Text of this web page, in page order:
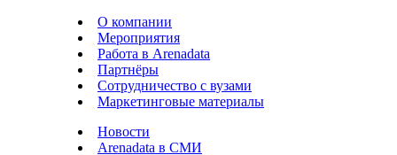
О компании
Мероприятия
Работа в Arenadata
Партнёры
Сотрудничество с вузами
Маркетинговые материалы
Новости
Arenadata в СМИ